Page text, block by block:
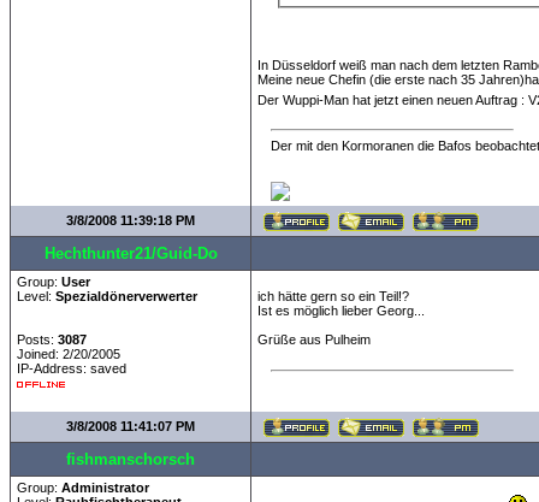
In Düsseldorf weiß man nach dem letzten
Meine neue Chefin (die erste nach 35
Der Wuppi-Man hat jetzt einen neuen Auftrag :
Der mit den Kormoranen die Bafos
3/8/2008 11:39:18 PM
Hechthunter21/Guid-Do
Group: User
Level: Spezialdönerverwerter
Posts: 3087
Joined: 2/20/2005
IP-Address: saved
ich hätte gern so ein Teil!?
Ist es möglich lieber Georg...
Grüße aus Pulheim
3/8/2008 11:41:07 PM
fishmanschorsch
Group: Administrator